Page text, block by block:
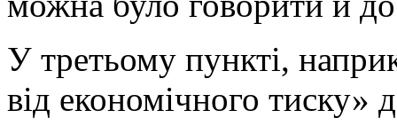
У третьому пункті,
від економічного тиску»